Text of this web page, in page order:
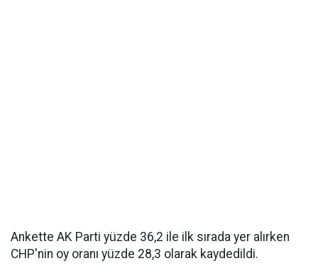
Ankette AK Parti yüzde 36,2 ile ilk sırada yer alırken
CHP'nin oy oranı yüzde 28,3 olarak kaydedildi.